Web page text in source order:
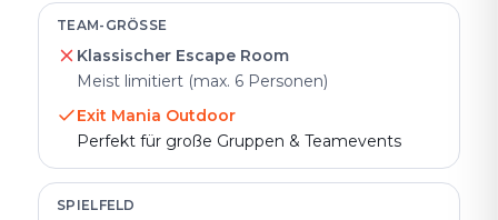
TEAM-GRÖSSE
Klassischer Escape Room
Meist limitiert (max. 6 Personen)
Exit Mania Outdoor
Perfekt für große Gruppen & Teamevents
SPIELFELD